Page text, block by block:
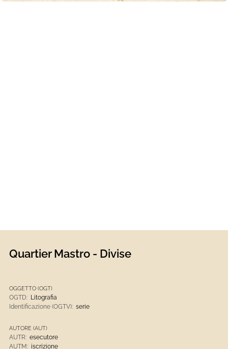
Quartier Mastro - Divise
OGGETTO (OGT)
OGTD: Litografia
Identificazione (OGTV): serie
AUTORE (AUT)
AUTR: esecutore
AUTM: iscrizione